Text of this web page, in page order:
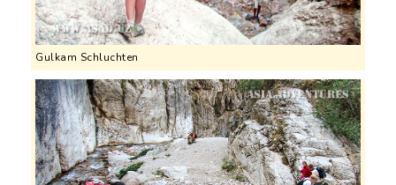
Gulkam Schluchten